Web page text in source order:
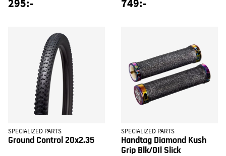
SPECIALIZED PARTS
Ground Control 20x2.35
SPECIALIZED PARTS
Handtag Diamond Kush
Grip Blk/OIl Slick